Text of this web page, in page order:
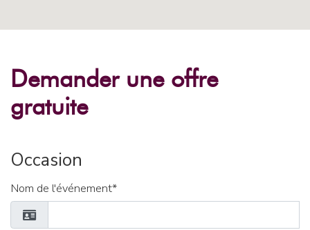
Demander une offre
gratuite
Occasion
Nom de l'événement*